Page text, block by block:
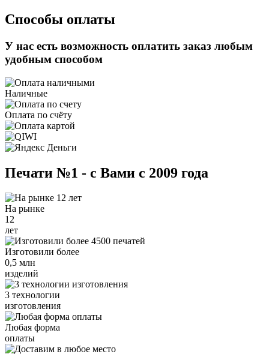
Способы оплаты
У нас есть возможность оплатить заказ любым
удобным способом
Наличные
Оплата по счёту
Печати №1 - с Вами с 2009 года
На рынке
12
лет
Изготовили более
0,5 млн
изделий
3 технологии
изготовления
Любая форма
оплаты